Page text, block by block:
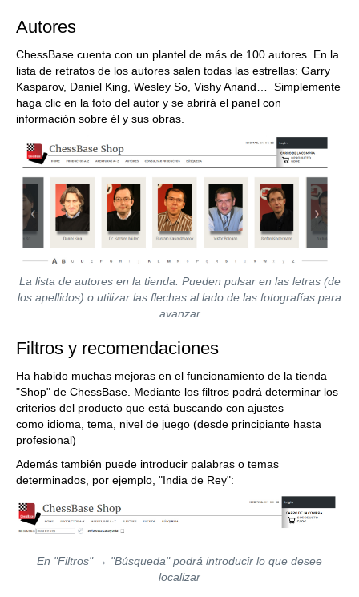
Autores
ChessBase cuenta con un plantel de más de 100 autores. En la
lista de retratos de los autores salen todas las estrellas: Garry
Kasparov, Daniel King, Wesley So, Vishy Anand… Simplemente
haga clic en la foto del autor y se abrirá el panel con
información sobre él y sus obras.
La lista de autores en la tienda. Pueden pulsar en las letras (de
los apellidos) o utilizar las flechas al lado de las fotografías para
avanzar
Filtros y recomendaciones
Ha habido muchas mejoras en el funcionamiento de la tienda
"Shop" de ChessBase. Mediante los filtros podrá determinar los
criterios del producto que está buscando con ajustes
como idioma, tema, nivel de juego (desde principiante hasta
profesional)
Además también puede introducir palabras o temas
determinados, por ejemplo, "India de Rey":
En "Filtros" → "Búsqueda" podrá introducir lo que desee
localizar